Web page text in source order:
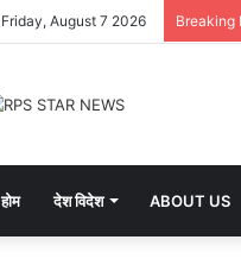
Friday, August 7 2026 Breaking
होम देश विदेश ABOUT US